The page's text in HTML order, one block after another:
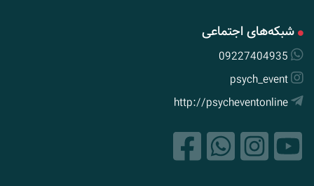
شبکه‌های اجتماعی
09227404935
psych_event
http://psycheventonline